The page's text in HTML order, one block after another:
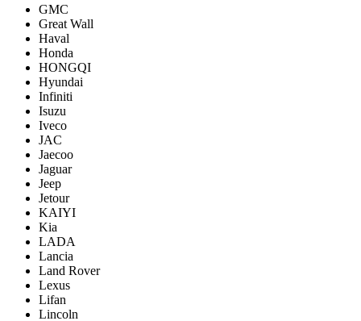
GMC
Great Wall
Haval
Honda
HONGQI
Hyundai
Infiniti
Isuzu
Iveco
JAC
Jaecoo
Jaguar
Jeep
Jetour
KAIYI
Kia
LADA
Lancia
Land Rover
Lexus
Lifan
Lincoln